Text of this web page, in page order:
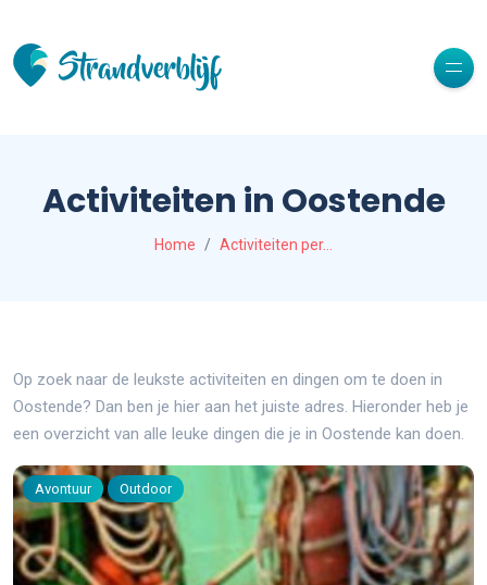
Activiteiten in Oostende
Home Activiteiten per…
Op zoek naar de leukste activiteiten en dingen om te doen in
Oostende? Dan ben je hier aan het juiste adres. Hieronder heb je
een overzicht van alle leuke dingen die je in Oostende kan doen.
Avontuur Outdoor